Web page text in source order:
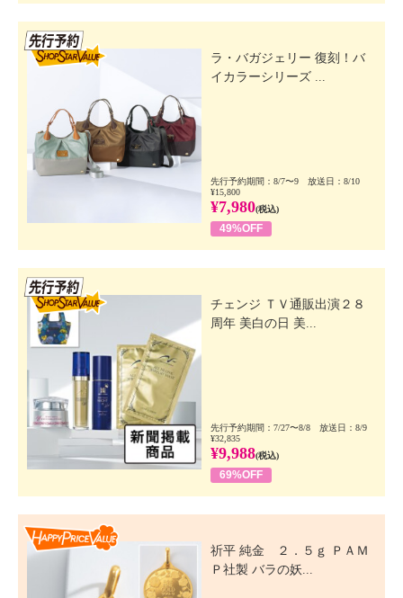
ラ・バガジェリー 復刻！バ
イカラーシリーズ ...
先行予約期間：8/7〜9 放送日：8/10
¥15,800
¥7,980(税込)
49%OFF
チェンジ ＴＶ通販出演２８
周年 美白の日 美...
先行予約期間：7/27〜8/8 放送日：8/9
¥32,835
¥9,988(税込)
69%OFF
祈平 純金 ２．５ｇ ＰＡＭ
Ｐ社製 バラの妖...